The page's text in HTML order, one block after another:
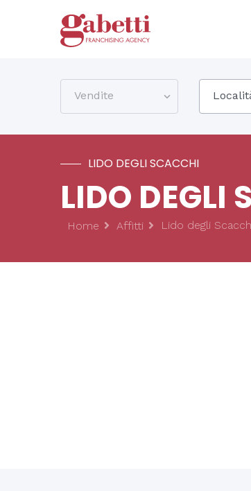
Vendite
LIDO DEGLI SCACCHI
LIDO DEGLI
Home Affitti Lido degli